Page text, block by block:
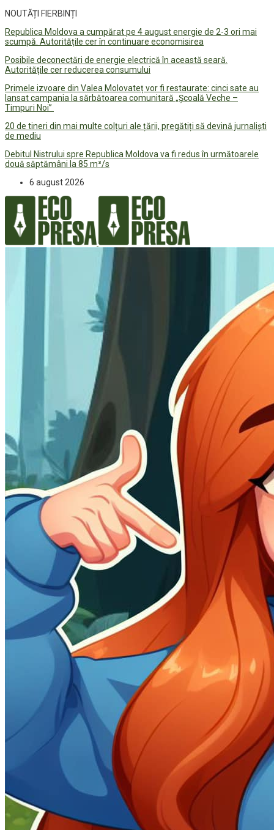
NOUTĂȚI FIERBINȚI
Republica Moldova a cumpărat pe 4 august energie de 2-3 ori mai
scumpă. Autoritățile cer în continuare economisirea
Posibile deconectări de energie electrică în această seară.
Autoritățile cer reducerea consumului
Primele izvoare din Valea Molovateț vor fi restaurate: cinci sate au
lansat campania la sărbătoarea comunitară „Școală Veche –
Timpuri Noi”
20 de tineri din mai multe colțuri ale țării, pregătiți să devină jurnaliști
de mediu
Debitul Nistrului spre Republica Moldova va fi redus în următoarele
două săptămâni la 85 m³/s
6 august 2026